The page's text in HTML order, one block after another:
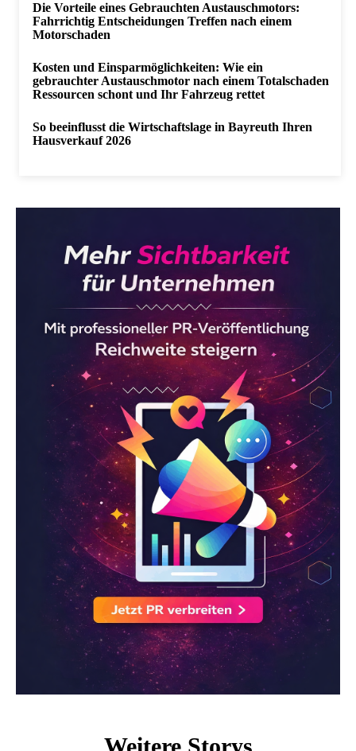
Die Vorteile eines Gebrauchten Austauschmotors:
Fahrrichtig Entscheidungen Treffen nach einem
Motorschaden
Kosten und Einsparmöglichkeiten: Wie ein
gebrauchter Austauschmotor nach einem Totalschaden
Ressourcen schont und Ihr Fahrzeug rettet
So beeinflusst die Wirtschaftslage in Bayreuth Ihren
Hausverkauf 2026